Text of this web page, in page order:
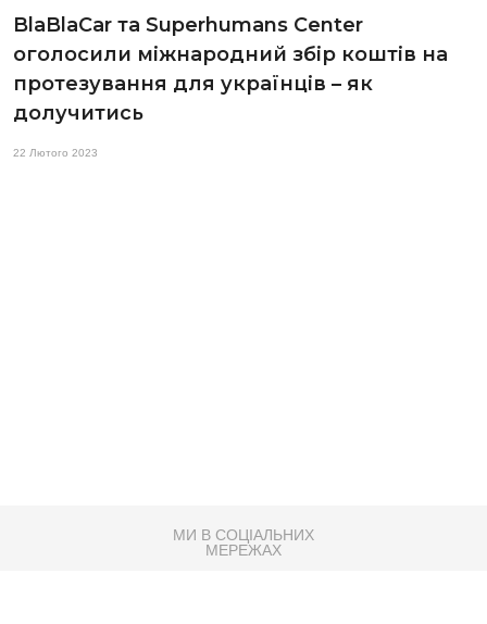
BlaBlaCar та Superhumans Center
оголосили міжнародний збір коштів на
протезування для українців – як
долучитись
22 Лютого 2023
МИ В СОЦІАЛЬНИХ
МЕРЕЖАХ